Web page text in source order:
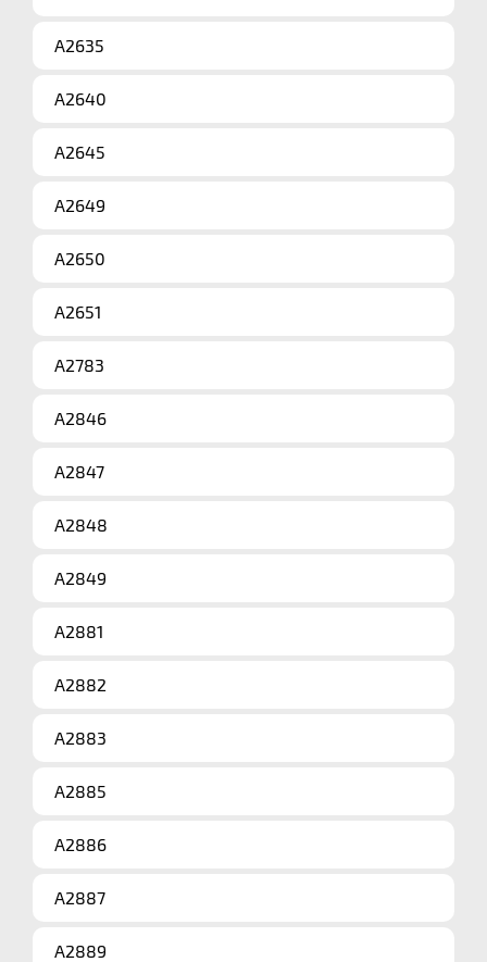
A2635
A2640
A2645
A2649
A2650
A2651
A2783
A2846
A2847
A2848
A2849
A2881
A2882
A2883
A2885
A2886
A2887
A2889